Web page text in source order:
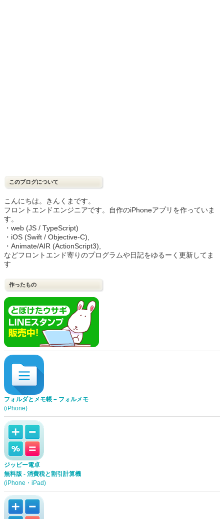
このブログについて
こんにちは。きんくまです。
フロントエンドエンジニアです。自作のiPhoneアプリを作っていま
す。
・web (JS / TypeScript)
・iOS (Swift / Objective-C),
・Animate/AIR (ActionScript3),
などフロントエンド寄りのプログラムや日記をゆるーく更新してま
す
作ったもの
フォルダとメモ帳 – フォルメモ
(iPhone)
ジッピー電卓
無料版 - 消費税と割引計算機
(iPhone・iPad)